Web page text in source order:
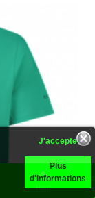
Plus
d'informations
Haut